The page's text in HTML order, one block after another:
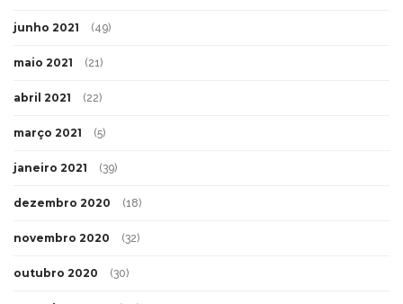
junho 2021 (49)
maio 2021 (21)
abril 2021 (22)
março 2021 (5)
janeiro 2021 (39)
dezembro 2020 (18)
novembro 2020 (32)
outubro 2020 (30)